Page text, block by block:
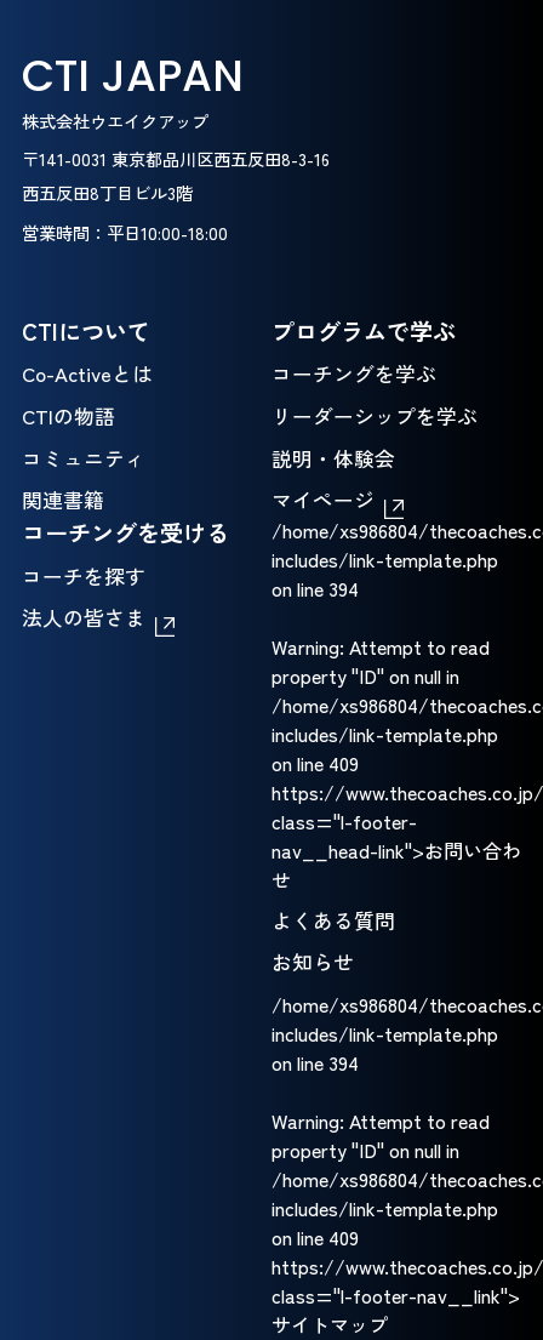
CTI JAPAN
株式会社ウエイクアップ
〒141-0031 東京都品川区西五反田8-3-16
西五反田8丁目ビル3階
営業時間：平日10:00-18:00
CTIについて
Co-Activeとは
CTIの物語
コミュニティ
関連書籍
プログラムで学ぶ
コーチングを学ぶ
リーダーシップを学ぶ
説明・体験会
マイページ
コーチングを受ける
コーチを探す
法人の皆さま
/home/xs986804/
includes/link-template.php
on line 394
Warning: Attempt to read
property "ID" on null in
/home/xs986804/
includes/link-template.php
on line 409
https://
class="l-footer-
nav__head-link">お問い合わ
せ
よくある質問
お知らせ
/home/xs986804/
includes/link-template.php
on line 394
Warning: Attempt to read
property "ID" on null in
/home/xs986804/
includes/link-template.php
on line 409
https://
class="l-footer-nav__link">
サイトマップ